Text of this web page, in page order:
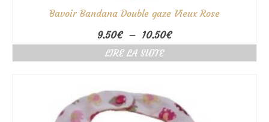
Bavoir Bandana Double gaze Vieux Rose
9.50€ – 10.50€Plage
de
LIRE LA SUITE